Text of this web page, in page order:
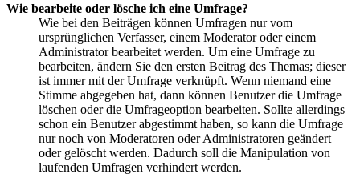
Wie bearbeite oder lösche ich eine Umfrage?
Wie bei den Beiträgen können Umfragen nur vom
ursprünglichen Verfasser, einem Moderator oder einem
Administrator bearbeitet werden. Um eine Umfrage zu
bearbeiten, ändern Sie den ersten Beitrag des Themas; dieser
ist immer mit der Umfrage verknüpft. Wenn niemand eine
Stimme abgegeben hat, dann können Benutzer die Umfrage
löschen oder die Umfrageoption bearbeiten. Sollte allerdings
schon ein Benutzer abgestimmt haben, so kann die Umfrage
nur noch von Moderatoren oder Administratoren geändert
oder gelöscht werden. Dadurch soll die Manipulation von
laufenden Umfragen verhindert werden.